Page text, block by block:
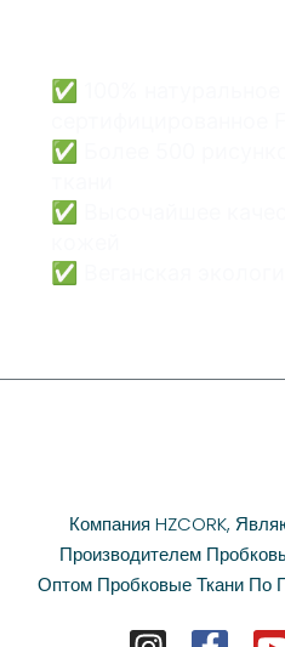
✅ 100%
✅ Более 500
✅ Высочайшее
✅ Веганская
Компания HZCORK,
Производителем
Оптом Пробковые Ткани По